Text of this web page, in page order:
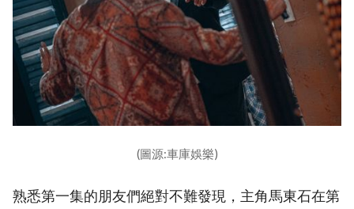
(圖源:車庫娛樂)
熟悉第一集的朋友們絕對不難發現，主角馬東石在第